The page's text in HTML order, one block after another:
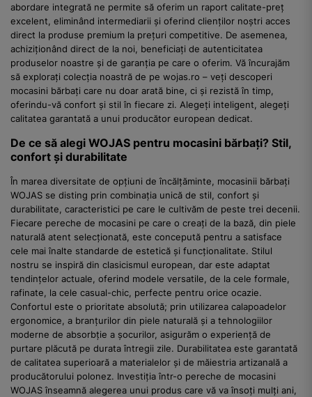
abordare integrată ne permite să oferim un raport calitate-preț
excelent, eliminând intermediarii și oferind clienților noștri acces
direct la produse premium la prețuri competitive. De asemenea,
achiziționând direct de la noi, beneficiați de autenticitatea
produselor noastre și de garanția pe care o oferim. Vă încurajăm
să explorați colecția noastră de pe wojas.ro – veți descoperi
mocasini bărbați care nu doar arată bine, ci și rezistă în timp,
oferindu-vă confort și stil în fiecare zi. Alegeți inteligent, alegeți
calitatea garantată a unui producător european dedicat.
De ce să alegi WOJAS pentru mocasini bărbați? Stil,
confort și durabilitate
În marea diversitate de opțiuni de încălțăminte, mocasinii bărbați
WOJAS se disting prin combinația unică de stil, confort și
durabilitate, caracteristici pe care le cultivăm de peste trei decenii.
Fiecare pereche de mocasini pe care o creați de la bază, din piele
naturală atent selecționată, este concepută pentru a satisface
cele mai înalte standarde de estetică și funcționalitate. Stilul
nostru se inspiră din clasicismul european, dar este adaptat
tendințelor actuale, oferind modele versatile, de la cele formale,
rafinate, la cele casual-chic, perfecte pentru orice ocazie.
Confortul este o prioritate absolută; prin utilizarea calapoadelor
ergonomice, a branțurilor din piele naturală și a tehnologiilor
moderne de absorbție a șocurilor, asigurăm o experiență de
purtare plăcută pe durata întregii zile. Durabilitatea este garantată
de calitatea superioară a materialelor și de măiestria artizanală a
producătorului polonez. Investiția într-o pereche de mocasini
WOJAS înseamnă alegerea unui produs care vă va însoți mulți ani,